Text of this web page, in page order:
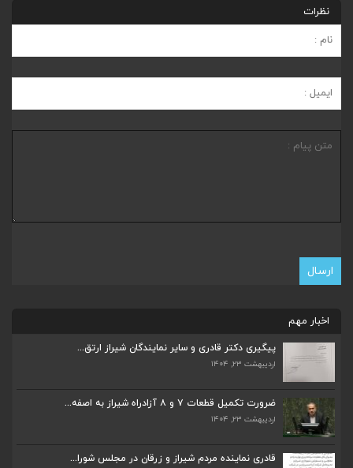
نظرات
اخبار مهم
پیگیری دکتر قادری و سایر نمایندگان شیراز ارتق...
اردیبهشت ۲۳, ۱۴۰۴
ضرورت تکمیل قطعات ۷ و ۸ آزادراه شیراز به اصفه...
اردیبهشت ۲۳, ۱۴۰۴
قادری نماینده مردم شیراز و زرقان در مجلس شورا...
ضرورت تکمیل قطعات ۷ و ۸ آزادراه شیراز به اصفه...
اردیبهشت ۲۳, ۱۴۰۴
قادری نماینده مردم شیراز و زرقان در مجلس شورا...